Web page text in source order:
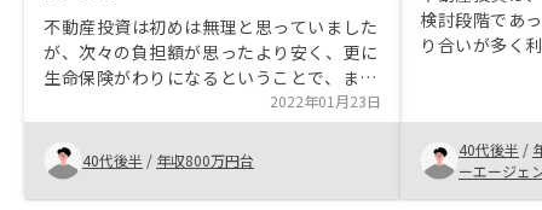
不動産投資は初めは無理と思っていました
が、次々の負担額が思ったより安く、更に
生命保険がわりになるということで、まず
は話だけでも聞いてみようとと思いまし
た。面談できちんとリスクのことを営業の
方が丁寧に説明してくれたこと、物件を買
った後のアフターフォローを最重視してい
ることが購入の決定打でした。あとは御社
2022年01月23日
40代後半 / 年収800万円台
検討段階であ
り合いが多く
た頼れると思
で検討しやす
が、定期的に
もしやすそう
40代後半 /
ーエージェ